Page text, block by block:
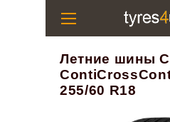
Летние шины
255/60 R18